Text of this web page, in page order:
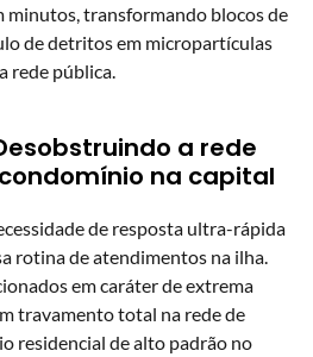
minutos, transformando blocos de
de detritos em micropartículas
rede pública.
a rede
na capital
de resposta ultra-rápida
rotina de atendimentos na ilha.
em caráter de extrema
travamento total na rede de
residencial de alto padrão no